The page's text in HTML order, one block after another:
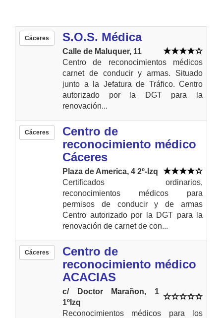
Cáceres S.O.S. Médica
Calle de Maluquer, 11
Centro de reconocimientos médicos
carnet de conducir y armas. Situado
junto a la Jefatura de Tráfico. Centro
autorizado por la DGT para la
renovación...
Cáceres
Centro de
reconocimiento médico
Cáceres
Plaza de America, 4 2º-Izq
Certificados ordinarios,
reconocimientos médicos para
permisos de conducir y de armas
Centro autorizado por la DGT para la
renovación de carnet de con...
Cáceres
Centro de
reconocimiento médico
ACACIAS
c/ Doctor Marañon, 1
1ºIzq
Reconocimientos médicos para los